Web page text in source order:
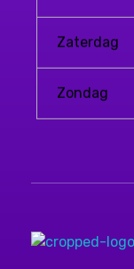
Zaterdag
Zondag